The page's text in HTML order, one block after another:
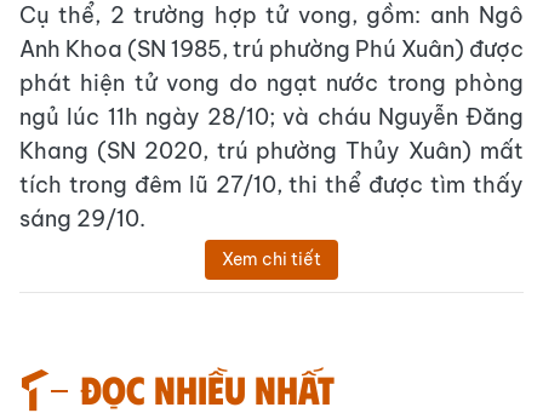
Cụ thể, 2 trường hợp tử vong, gồm: anh Ngô
Anh Khoa (SN 1985, trú phường Phú Xuân) được
phát hiện tử vong do ngạt nước trong phòng
ngủ lúc 11h ngày 28/10; và cháu Nguyễn Đăng
Khang (SN 2020, trú phường Thủy Xuân) mất
tích trong đêm lũ 27/10, thi thể được tìm thấy
sáng 29/10.
Xem chi tiết
Đọc nhiều nhất